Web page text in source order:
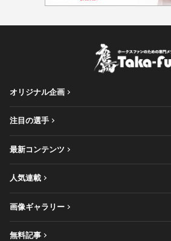
オリジナル企画
注目の選手
最新コンテンツ
人気連載
画像ギャラリー
無料記事